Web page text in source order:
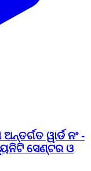
ୱାର୍ଡ ନଂ -
ସେଣ୍ଟର ଓ